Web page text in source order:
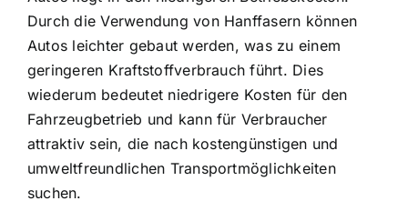
Durch die Verwendung von Hanffasern können
Autos leichter gebaut werden, was zu einem
geringeren Kraftstoffverbrauch führt. Dies
wiederum bedeutet niedrigere Kosten für den
Fahrzeugbetrieb und kann für Verbraucher
attraktiv sein, die nach kostengünstigen und
umweltfreundlichen Transportmöglichkeiten
suchen.